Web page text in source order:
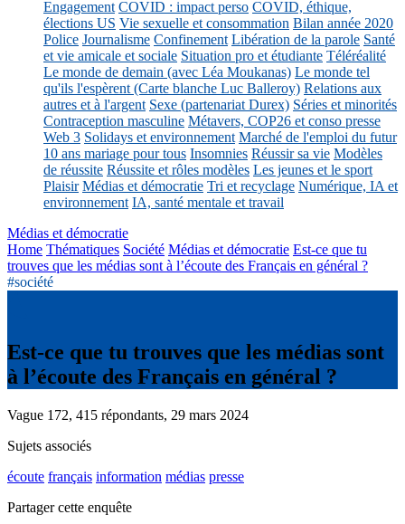
Engagement COVID : impact perso COVID, éthique,
élections US Vie sexuelle et consommation Bilan année 2020
Police Journalisme Confinement Libération de la parole Santé
et vie amicale et sociale Situation pro et étudiante Téléréalité
Le monde de demain (avec Léa Moukanas) Le monde tel
qu'ils l'espèrent (Carte blanche Luc Balleroy) Relations aux
autres et à l'argent Sexe (partenariat Durex) Séries et minorités
Contraception masculine Métavers, COP26 et conso presse
Web 3 Solidays et environnement Marché de l'emploi du futur
10 ans mariage pour tous Insomnies Réussir sa vie Modèles
de réussite Réussite et rôles modèles Les jeunes et le sport
Plaisir Médias et démocratie Tri et recyclage Numérique, IA et
environnement IA, santé mentale et travail
Médias et démocratie
Home Thématiques Société Médias et démocratie Est-ce que tu
trouves que les médias sont à l’écoute des Français en général ?
#société
Est-ce que tu trouves que les médias sont
à l’écoute des Français en général ?
Vague 172, 415 répondants, 29 mars 2024
Sujets associés
écoute français information médias presse
Partager cette enquête